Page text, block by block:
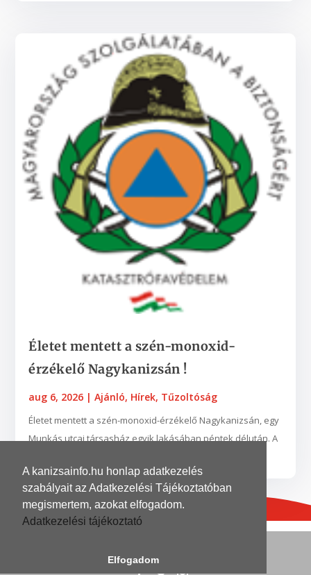
A kanizsainfo.hu honlap adatkezelés
szabályait az Adatkezelési Tájékoztatóban
megismertem, azokat elfogadom.
Adatkezelési tájékoztató
Elfogadom
Életet mentett a szén-monoxid-
érzékelő Nagykanizsán !
aug 6, 2026 |Ajánló, Hírek, Tűzoltóság
Életet mentett a szén-monoxid-érzékelő Nagykanizsán, egy
Munkás utcai társasház egyik lakásában péntek délután. A